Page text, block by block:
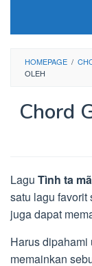
HOMEPAGE /
OLEH
Chord
Lagu Tình ta
satu lagu favorit
juga dapat
Harus dipahami
memainkan